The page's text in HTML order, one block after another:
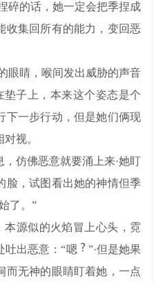
碎的话，她一定会把季捏成
收集回所有的能力，变回恶
眼睛，喉间发出威胁的声音
垫子上，本来这个姿态是个
下一步行动，但是她们俩现
视。
仿佛恶意就要涌上来·她盯
脸，试图看出她的神情但季
了。”
本源似的火焰冒上心头，霓
吐出恶意：“嗯
”·但是她果
而无神的眼睛盯着她，一点